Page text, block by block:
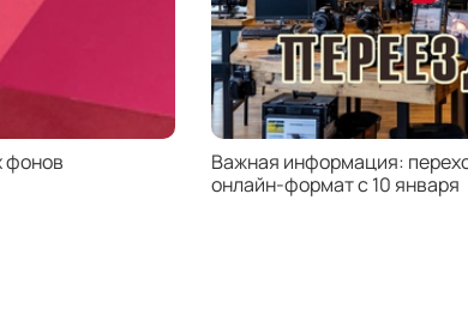
фонов
Важная информация:
онлайн-формат с 10 января